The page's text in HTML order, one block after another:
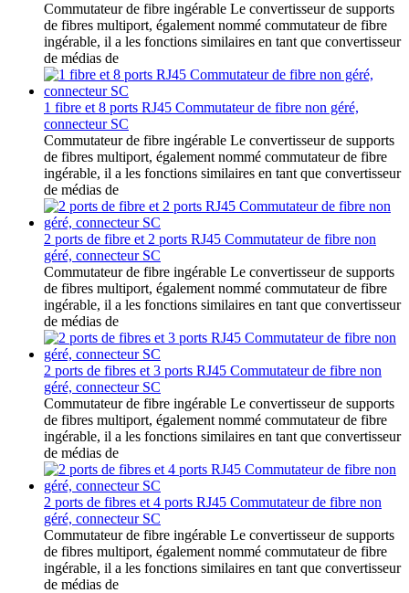
Commutateur de fibre ingérable Le convertisseur de supports
de fibres multiport, également nommé commutateur de fibre
ingérable, il a les fonctions similaires en tant que convertisseur
de médias de
1 fibre et 8 ports RJ45 Commutateur de fibre non géré,
connecteur SC
Commutateur de fibre ingérable Le convertisseur de supports
de fibres multiport, également nommé commutateur de fibre
ingérable, il a les fonctions similaires en tant que convertisseur
de médias de
2 ports de fibre et 2 ports RJ45 Commutateur de fibre non
géré, connecteur SC
Commutateur de fibre ingérable Le convertisseur de supports
de fibres multiport, également nommé commutateur de fibre
ingérable, il a les fonctions similaires en tant que convertisseur
de médias de
2 ports de fibres et 3 ports RJ45 Commutateur de fibre non
géré, connecteur SC
Commutateur de fibre ingérable Le convertisseur de supports
de fibres multiport, également nommé commutateur de fibre
ingérable, il a les fonctions similaires en tant que convertisseur
de médias de
2 ports de fibres et 4 ports RJ45 Commutateur de fibre non
géré, connecteur SC
Commutateur de fibre ingérable Le convertisseur de supports
de fibres multiport, également nommé commutateur de fibre
ingérable, il a les fonctions similaires en tant que convertisseur
de médias de